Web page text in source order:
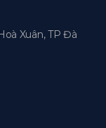
Xuân, TP Đà